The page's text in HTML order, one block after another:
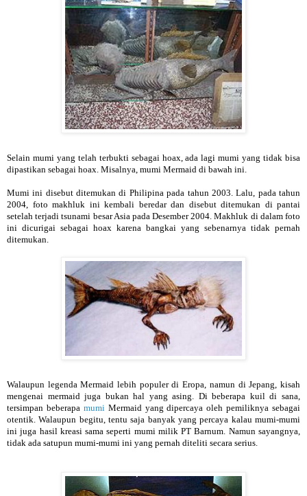
Selain mumi yang telah terbukti sebagai hoax, ada lagi mumi yang tidak bisa
dipastikan sebagai hoax. Misalnya, mumi Mermaid di bawah ini.
Mumi ini disebut ditemukan di Philipina pada tahun 2003. Lalu, pada tahun
2004, foto makhluk ini kembali beredar dan disebut ditemukan di pantai
setelah terjadi tsunami besar Asia pada Desember 2004. Makhluk di dalam foto
ini dicurigai sebagai hoax karena bangkai yang sebenarnya tidak pernah
ditemukan.
Walaupun legenda Mermaid lebih populer di Eropa, namun di Jepang, kisah
mengenai mermaid juga bukan hal yang asing. Di beberapa kuil di sana,
tersimpan beberapa mumiMermaid yang dipercaya oleh pemiliknya sebagai
otentik. Walaupun begitu, tentu saja banyak yang percaya kalau mumi-mumi
ini juga hasil kreasi sama seperti mumi milik PT Barnum. Namun sayangnya,
tidak ada satupun mumi-mumi ini yang pernah diteliti secara serius.